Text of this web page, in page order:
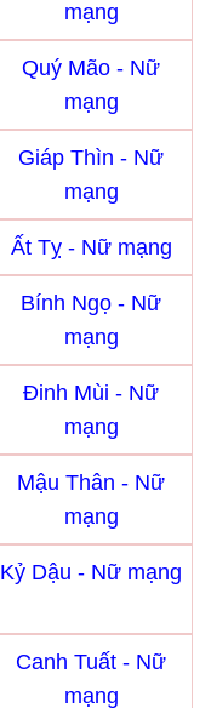
mạng
Quý Mão - Nữ
mạng
Giáp Thìn - Nữ
mạng
Ất Tỵ - Nữ mạng
Bính Ngọ - Nữ
mạng
Đinh Mùi - Nữ
mạng
Mậu Thân - Nữ
mạng
Kỷ Dậu - Nữ mạng
Canh Tuất - Nữ
mạng